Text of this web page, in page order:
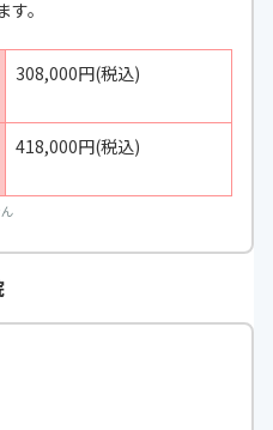
。
308,000円(税込)
418,000円(税込)